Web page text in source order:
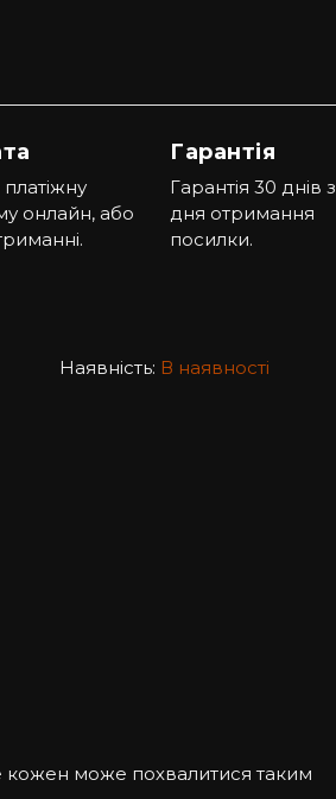
онлайн, або
Гарантія
Гарантія 30 днів з
дня отримання
посилки.
Наявність: В наявності
кожен може похвалитися таким